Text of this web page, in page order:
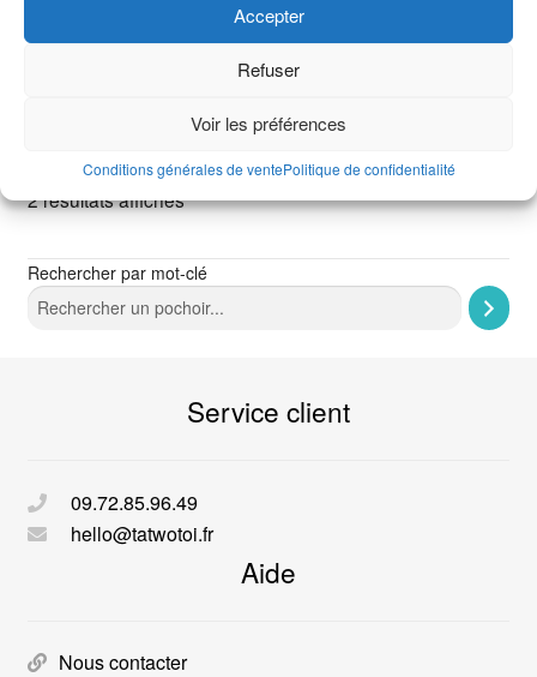
Accepter
Refuser
Voir les préférences
Conditions générales de ventePolitique de confidentialité
Lire la suite
2 résultats affichés
Rechercher par mot-clé
Service client
09.72.85.96.49
hello@tatwotoi.fr
Aide
Nous contacter